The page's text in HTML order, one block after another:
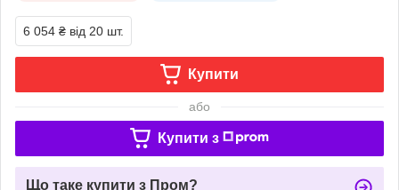
6 054 ₴ від 20 шт.
Купити
або
Купити з
Що таке купити з Пром?